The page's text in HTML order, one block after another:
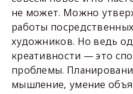
не может. Можно
работы
художников. Но ведь
креативности — это
проблемы.
мышление, умение